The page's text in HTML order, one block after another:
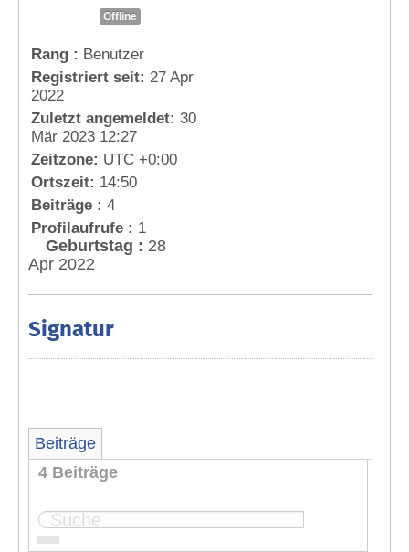
Offline
Rang : Benutzer
Registriert seit: 27 Apr
2022
Zuletzt angemeldet: 30
Mär 2023 12:27
Zeitzone: UTC +0:00
Ortszeit: 14:50
Beiträge : 4
Profilaufrufe : 1
Geburtstag : 28
Apr 2022
Signatur
Beiträge
4 Beiträge